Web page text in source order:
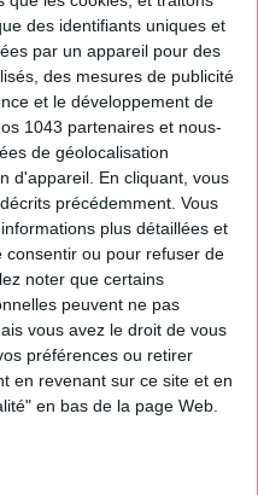
des identifiants uniques et
par un appareil pour des
des mesures de publicité
et le développement de
1043 partenaires et nous-
de géolocalisation
d'appareil. En cliquant, vous
précédemment. Vous
plus détaillées et
consentir ou pour refuser de
noter que certains
peuvent ne pas
vous avez le droit de vous
préférences ou retirer
en revenant sur ce site et en
en bas de la page Web.
MADE IN FRANCE À PETIT PRIX